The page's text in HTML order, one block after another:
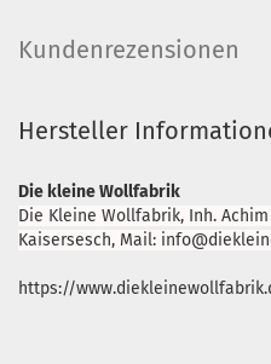
Kundenrezensionen
Hersteller
Die kleine Wollfabrik
Die Kleine Wollfabrik, Inh. Achim
Kaisersesch, Mail:
https://